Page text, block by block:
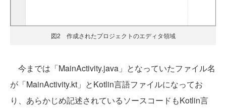
図2 作成されたプロジェクトのエディタ領域
今までは「MainActivity.java」となっていたファイル名
が「MainActivity.kt」とKotlin言語ファイルになってお
り、あらかじめ記述されているソースコードもKotlin言